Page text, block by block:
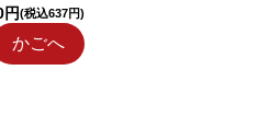
(税込637円)
かごへ